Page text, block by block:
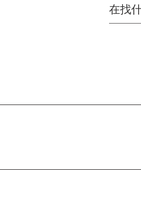
已經具備了一定的數學和
理，而不是運動技能的